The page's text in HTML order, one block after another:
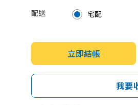
配送 宅配
立即結帳
我要